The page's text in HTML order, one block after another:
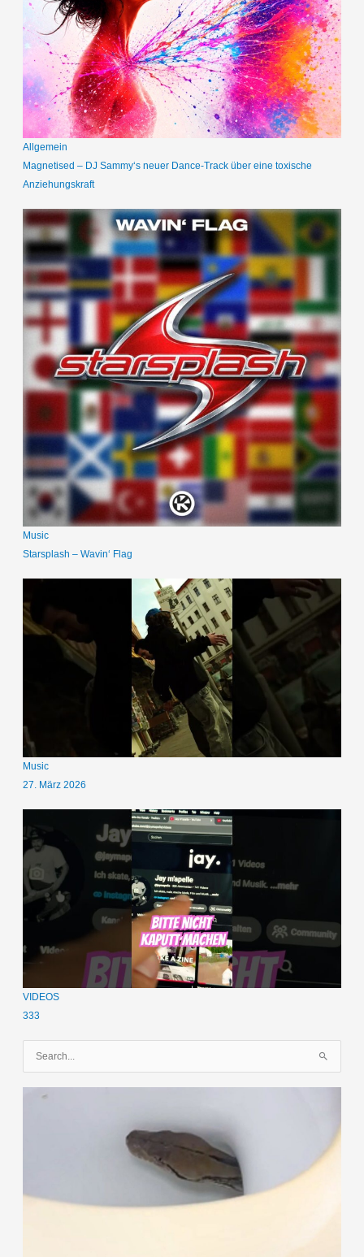
Allgemein
Magnetised – DJ Sammy‘s neuer Dance-Track über eine toxische
Anziehungskraft
Music
Starsplash – Wavin‘ Flag
Music
27. März 2026
VIDEOS
333
c
c